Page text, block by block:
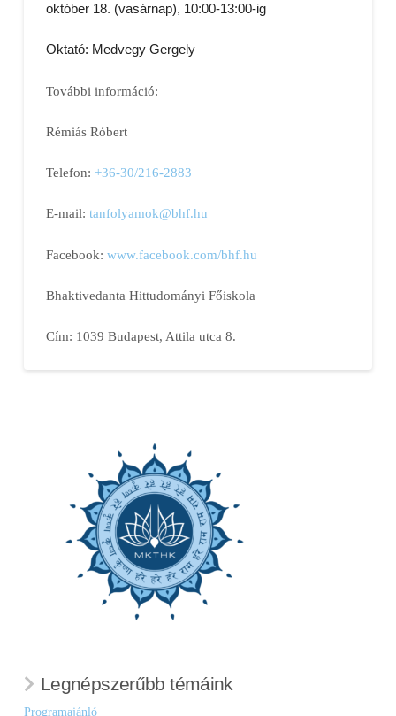
október 18. (vasárnap), 10:00-13:00-ig
Oktató: Medvegy Gergely
További információ:
Rémiás Róbert
Telefon: +36-30/216-2883
E-mail: tanfolyamok@bhf.hu
Facebook: www.facebook.com/bhf.hu
Bhaktivedanta Hittudományi Főiskola
Cím: 1039 Budapest, Attila utca 8.
Legnépszerűbb témáink
Programajánló